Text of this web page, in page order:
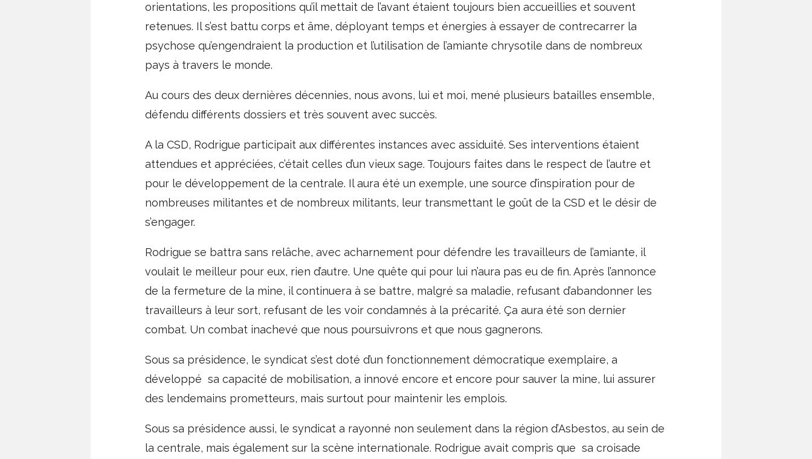
orientations, les propositions qu’il mettait de l’avant étaient toujours bien accueillies et souvent
retenues. Il s’est battu corps et âme, déployant temps et énergies à essayer de contrecarrer la
psychose qu’engendraient la production et l’utilisation de l’amiante chrysotile dans de nombreux
pays à travers le monde.
Au cours des deux dernières décennies, nous avons, lui et moi, mené plusieurs batailles ensemble,
défendu différents dossiers et très souvent avec succès.
A la CSD, Rodrigue participait aux différentes instances avec assiduité. Ses interventions étaient
attendues et appréciées, c’était celles d’un vieux sage. Toujours faites dans le respect de l’autre et
pour le développement de la centrale. Il aura été un exemple, une source d’inspiration pour de
nombreuses militantes et de nombreux militants, leur transmettant le goût de la CSD et le désir de
s’engager.
Rodrigue se battra sans relâche, avec acharnement pour défendre les travailleurs de l’amiante, il
voulait le meilleur pour eux, rien d’autre. Une quête qui pour lui n’aura pas eu de fin. Après l’annonce
de la fermeture de la mine, il continuera à se battre, malgré sa maladie, refusant d’abandonner les
travailleurs à leur sort, refusant de les voir condamnés à la précarité. Ça aura été son dernier
combat. Un combat inachevé que nous poursuivrons et que nous gagnerons.
Sous sa présidence, le syndicat s’est doté d’un fonctionnement démocratique exemplaire, a
développé sa capacité de mobilisation, a innové encore et encore pour sauver la mine, lui assurer
des lendemains prometteurs, mais surtout pour maintenir les emplois.
Sous sa présidence aussi, le syndicat a rayonné non seulement dans la région d’Asbestos, au sein de
la centrale, mais également sur la scène internationale. Rodrigue avait compris que sa croisade